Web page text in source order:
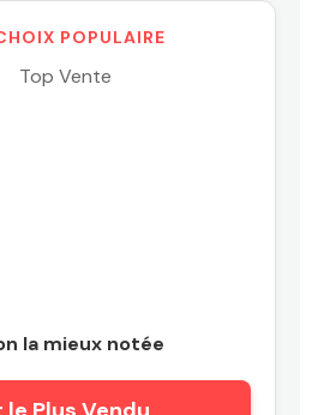
POPULAIRE
la mieux notée